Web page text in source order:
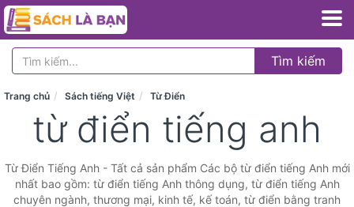
Tìm kiếm
Trang chủ Sách tiếng Việt Từ Điển
từ điển tiếng anh
Từ Điển Tiếng Anh - Tất cả sản phẩm Các bộ từ điển tiếng Anh mới
nhất bao gồm: từ điển tiếng Anh thông dụng, từ điển tiếng Anh
chuyên ngành, thương mại, kinh tế, kế toán, từ điển bằng tranh